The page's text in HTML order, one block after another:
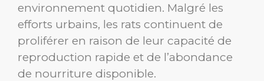
environnement quotidien. Malgré les
efforts urbains, les rats continuent de
proliférer en raison de leur capacité de
reproduction rapide et de l’abondance
de nourriture disponible.